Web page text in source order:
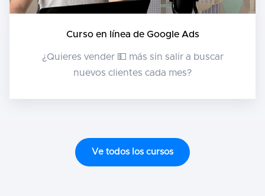
Curso en línea de Google Ads
¿Quieres vender 💵 más sin salir a buscar
nuevos clientes cada mes?
Ve todos los cursos